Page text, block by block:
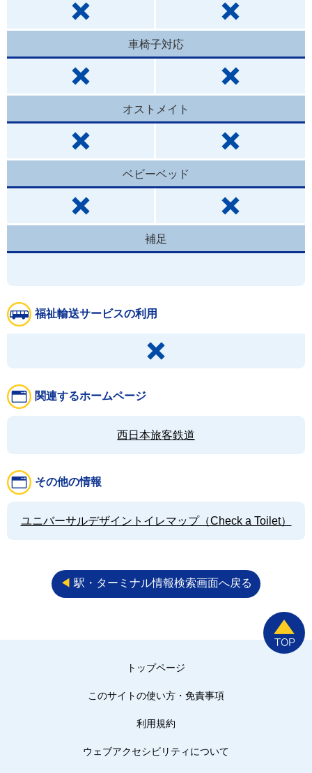
車椅子対応
オストメイト
ベビーベッド
補足
福祉輸送サービスの利用
関連するホームページ
西日本旅客鉄道
その他の情報
ユニバーサルデザイントイレマップ（Check a Toilet）
◀︎ 駅・ターミナル情報検索画面へ戻る
トップページ
このサイトの使い方・免責事項
利用規約
ウェブアクセシビリティについて